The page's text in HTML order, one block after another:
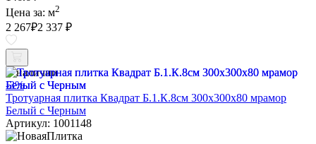
Цена за: м2
2 267₽2 337 ₽
В наличии
-3%
Тротуарная плитка Квадрат Б.1.К.8см 300х300х80 мрамор
Белый с Черным
Артикул: 1001148